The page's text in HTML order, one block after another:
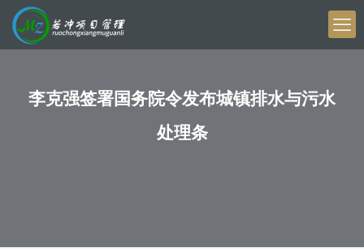
李克强签署国务院令发布城镇排水与污水
处理条